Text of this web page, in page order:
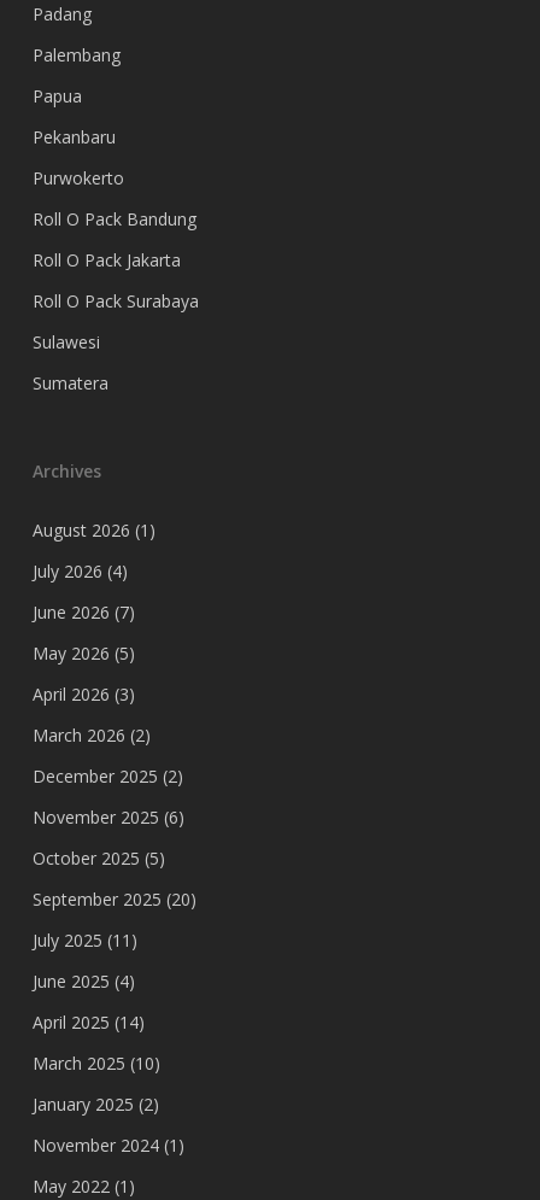
Padang
Palembang
Papua
Pekanbaru
Purwokerto
Roll O Pack Bandung
Roll O Pack Jakarta
Roll O Pack Surabaya
Sulawesi
Sumatera
Archives
August 2026 (1)
July 2026 (4)
June 2026 (7)
May 2026 (5)
April 2026 (3)
March 2026 (2)
December 2025 (2)
November 2025 (6)
October 2025 (5)
September 2025 (20)
July 2025 (11)
June 2025 (4)
April 2025 (14)
March 2025 (10)
January 2025 (2)
November 2024(1)
May 2022(1)